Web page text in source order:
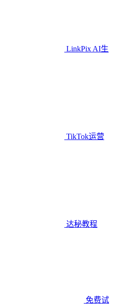
LinkPix AI生
TikTok运营
达秘教程
免费试